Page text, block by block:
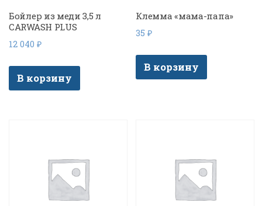
Бойлер из меди 3,5 л
CARWASH PLUS
12 040 ₽
В корзину
Клемма «мама-папа»
35₽
В корзину